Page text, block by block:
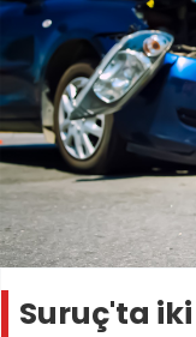
Suruç'ta